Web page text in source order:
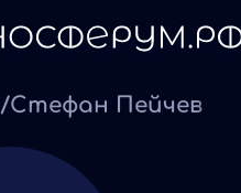
/Стефан Пейчев